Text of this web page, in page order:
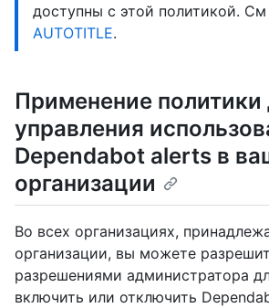
доступны с этой политикой. См
AUTOTITLE.
Применение политики
управления
Dependabot alerts в
организации
Во всех организациях,
организации, вы можете
разрешениями администратора
включить или отключить